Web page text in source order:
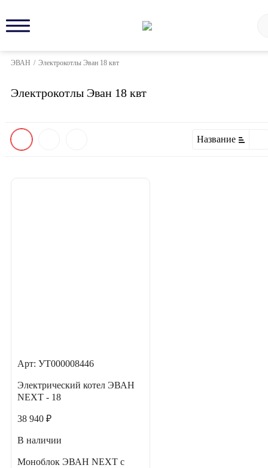
ЭВАН / Электрокотлы Эван 18 квт
Электрокотлы Эван 18 квт
Название
Арт: УТ000008446
Электрический котел ЭВАН
NEXT - 18
38 940 ₽
В наличии
Моноблок ЭВАН NEXT с